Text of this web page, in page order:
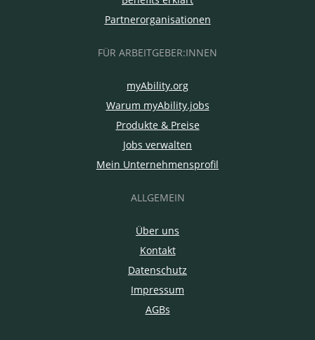
Partnerorganisationen
FÜR ARBEITGEBER:INNEN
myAbility.org
Warum myAbility.jobs
Produkte & Preise
Jobs verwalten
Mein Unternehmensprofil
ALLGEMEIN
Über uns
Kontakt
Datenschutz
Impressum
AGBs